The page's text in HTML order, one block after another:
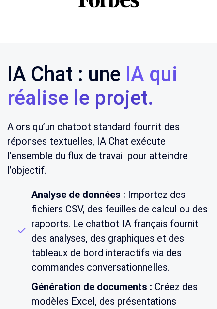
IA Chat : une IA qui
réalise le projet.
Alors qu’un chatbot standard fournit des
réponses textuelles, IA Chat exécute
l’ensemble du flux de travail pour atteindre
l’objectif.
Analyse de données : Importez des
fichiers CSV, des feuilles de calcul ou des
rapports. Le chatbot IA français fournit
des analyses, des graphiques et des
tableaux de bord interactifs via des
commandes conversationnelles.
Génération de documents : Créez des
modèles Excel, des présentations